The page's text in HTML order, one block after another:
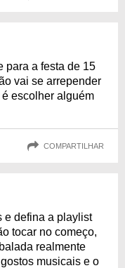
para a festa de 15
vai se arrepender
escolher alguém
COMPARTILHAR
e defina a playlist
tocar no começo,
realmente
musicais e o